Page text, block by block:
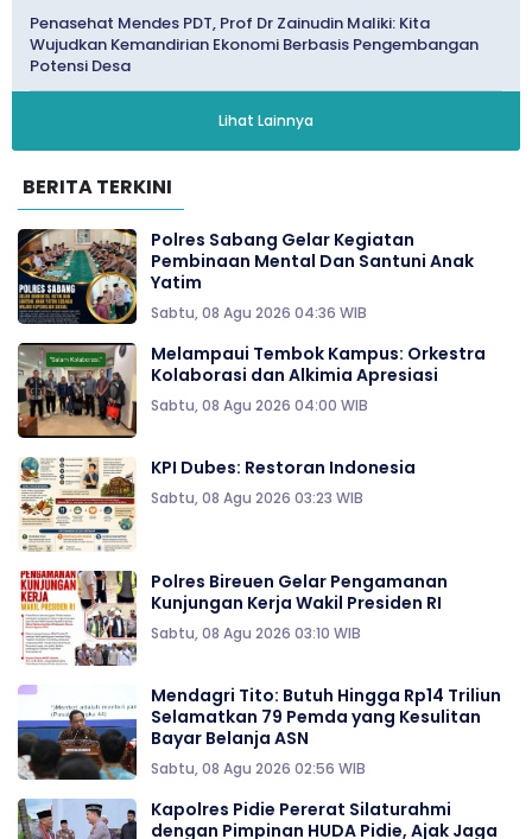
Penasehat Mendes PDT, Prof Dr Zainudin Maliki: Kita
Wujudkan Kemandirian Ekonomi Berbasis Pengembangan
Potensi Desa
Lihat Lainnya
BERITA TERKINI
Polres Sabang Gelar Kegiatan
Pembinaan Mental Dan Santuni Anak
Yatim
Sabtu, 08 Agu 2026 04:36 WIB
Melampaui Tembok Kampus: Orkestra
Kolaborasi dan Alkimia Apresiasi
Sabtu, 08 Agu 2026 04:00 WIB
KPI Dubes: Restoran Indonesia
Sabtu, 08 Agu 2026 03:23 WIB
Polres Bireuen Gelar Pengamanan
Kunjungan Kerja Wakil Presiden RI
Sabtu, 08 Agu 2026 03:10 WIB
Mendagri Tito: Butuh Hingga Rp14 Triliun
Selamatkan 79 Pemda yang Kesulitan
Bayar Belanja ASN
Sabtu, 08 Agu 2026 02:56 WIB
‎‎Kapolres Pidie Pererat Silaturahmi
dengan Pimpinan HUDA Pidie, Ajak Jaga